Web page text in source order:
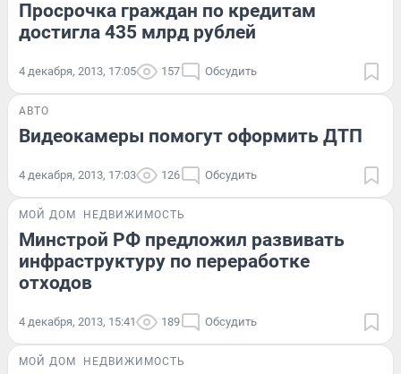
Просрочка граждан по кредитам
достигла 435 млрд рублей
4 декабря, 2013, 17:05 157 Обсудить
АВТО
Видеокамеры помогут оформить ДТП
4 декабря, 2013, 17:03 126 Обсудить
МОЙ ДОМ НЕДВИЖИМОСТЬ
Минстрой РФ предложил развивать
инфраструктуру по переработке
отходов
4 декабря, 2013, 15:41 189 Обсудить
МОЙ ДОМ НЕДВИЖИМОСТЬ